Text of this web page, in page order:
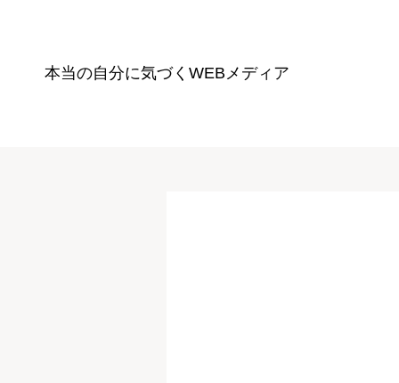
本当の自分に気づく WEBメディア